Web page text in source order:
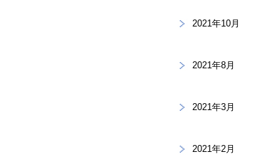
2021年10月
2021年8月
2021年3月
2021年2月